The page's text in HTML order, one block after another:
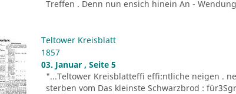
Treffen . Denn nun ensich hinein An -
Teltower Kreisblatt
1857
03. Januar , Seite 5
"...Teltower Kreisblatteffi effi:ntliche neigen .
sterben vom Das kleinste Schwarzbrod :